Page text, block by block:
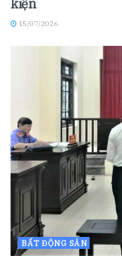
kiện
15/07/2026
BẤT ĐỘNG SẢN